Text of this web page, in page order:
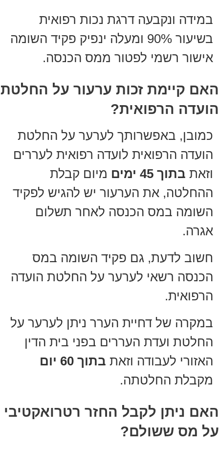
במידה ונקבעה דרגת נכות רפואית
בשיעור 90% ומעלה ינפיק פקיד השומה
אישור רשמי לפטור ממס הכנסה.
האם קיימת זכות ערעור על החלטת
הועדה הרפואית?
כמובן, באפשרותך לערער על החלטת
הועדה הרפואית לועדה רפואית לעררים
וזאת בתוך 45 ימים
מיום קבלת
ההחלטה, את הערעור יש להגיש לפקיד
השומה במס הכנסה לאחר תשלום
אגרה.
חשוב לדעת, גם פקיד השומה במס
הכנסה רשאי לערער על החלטת הועדה
הרפואית.
במקרה של דחיית הערר ניתן לערער על
החלטת ועדת העררים בפני בית הדין
האזורי לעבודה וזאת בתוך 60 יום
מקבלת החלטתה.
האם ניתן לקבל החזר רטרואקטיבי
על מס ששולם?